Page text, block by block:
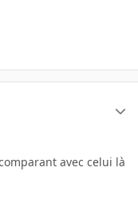
avec celui là